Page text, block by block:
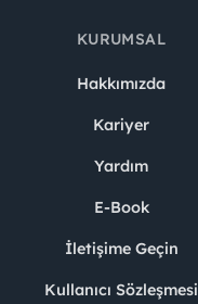
KURUMSAL
Hakkımızda
Kariyer
Yardım
E-Book
İletişime Geçin
Kullanıcı Sözleşmesi